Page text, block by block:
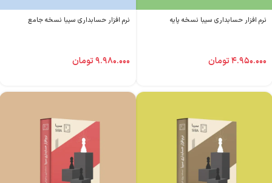
نرم افزار حسابداری سیبا نسخه پایه
۴.۹۵۰.۰۰۰تومان
نرم افزار حسابداری سیبا نسخه جامع
۹.۹۸۰.۰۰۰تومان